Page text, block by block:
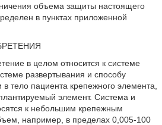
объема защиты настоящего
в пунктах приложенной
в целом относится к системе
развертывания и способу
тело пациента крепежного элемента,
элемент. Система и
к небольшим крепежным
например, в пределах 0,005-100